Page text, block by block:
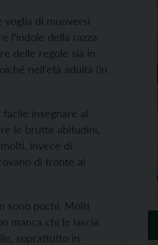
voglia di muoversi
l’indole della razza
delle regole sia in
nell’età adulta (in
insegnare al
le brutte abitudini,
invece di
di fronte ai
sono pochi. Molti
manca chi le lascia
soprattutto in